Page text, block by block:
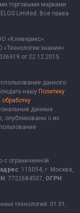
торговыми марками
Limited. Все права
«Клеверикс».
знания».
от 22.12.2015.
данного
нашу Политику
данные
опубликованы с их
с ограниченной
: 115054, г. Москва,
: 7722684507, ОГРН:
технологий: 01.01,